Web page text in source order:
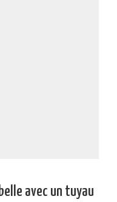
avec un tuyau